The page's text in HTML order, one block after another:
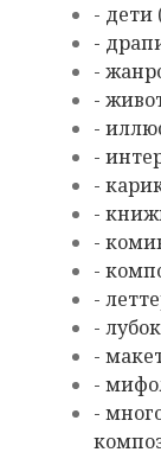
- дети
-
-
-
-
-
-
-
-
-
-
-
-
-
-